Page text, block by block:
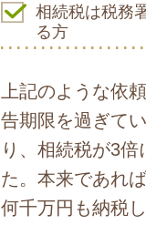
相続税は税務
る方
上記のような依
告期限を過ぎて
り、相続税が3
た。本来であれ
何千万円も納税